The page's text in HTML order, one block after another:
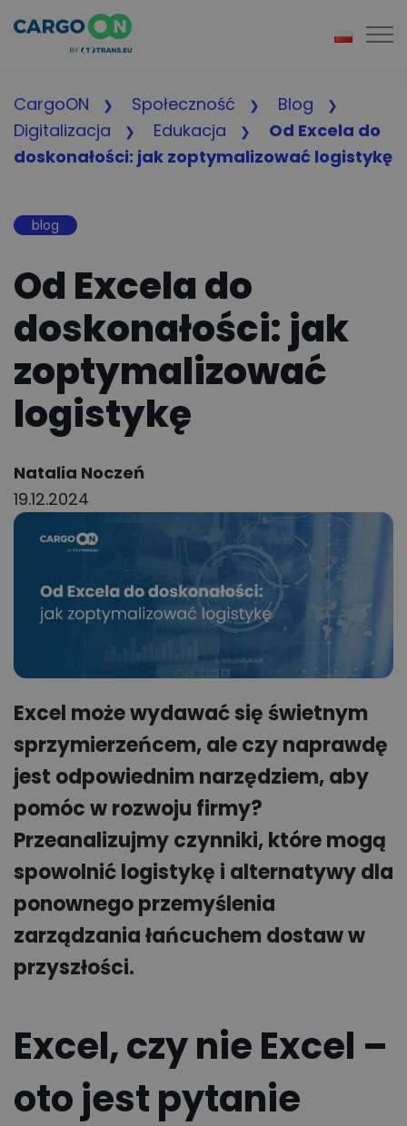
CargoON Społeczność
Blog
Digitalizacja
Edukacja
Od Excela do
doskonałości: jak zoptymalizować logistykę
blog
Od Excela do
doskonałości: jak
zoptymalizować
logistykę
Author:
Natalia Noczeń
19.12.2024
Excel może wydawać się świetnym
sprzymierzeńcem, ale czy naprawdę
jest odpowiednim narzędziem, aby
pomóc w rozwoju firmy?
Przeanalizujmy czynniki, które mogą
spowolnić logistykę i alternatywy dla
ponownego przemyślenia
zarządzania łańcuchem dostaw w
przyszłości.
Excel, czy nie Excel –
oto jest pytanie